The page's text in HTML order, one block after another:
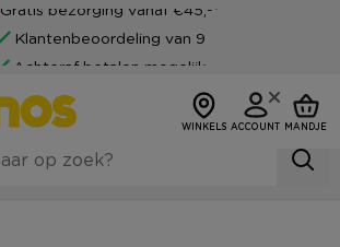
Gratis bezorging vanaf €45,-*
Klantenbeoordeling van 9
Achteraf betalen mogelijk
WINKELS ACCOUNT MANDJE